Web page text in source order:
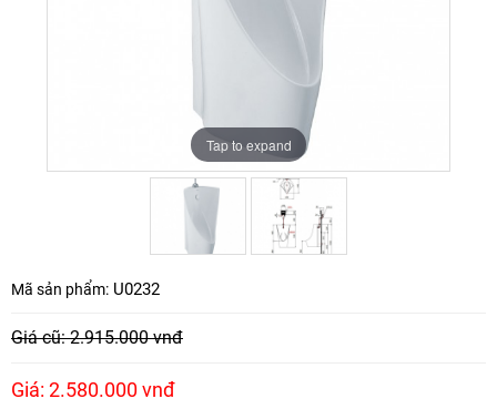
Tap to expand
Tap to expand
Mã sản phẩm: U0232
Giá cũ: 2.915.000 vnđ
Giá: 2.580.000 vnđ